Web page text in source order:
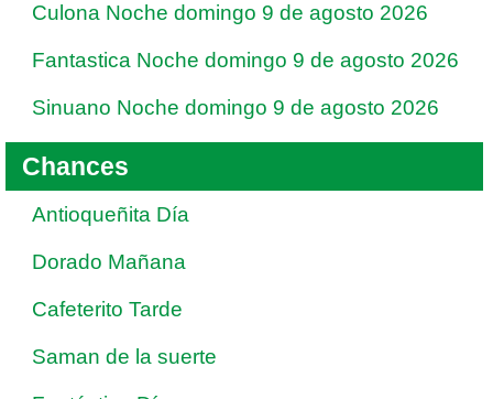
Culona Noche domingo 9 de agosto 2026
Fantastica Noche domingo 9 de agosto 2026
Sinuano Noche domingo 9 de agosto 2026
Chances
Antioqueñita Día
Dorado Mañana
Cafeterito Tarde
Saman de la suerte